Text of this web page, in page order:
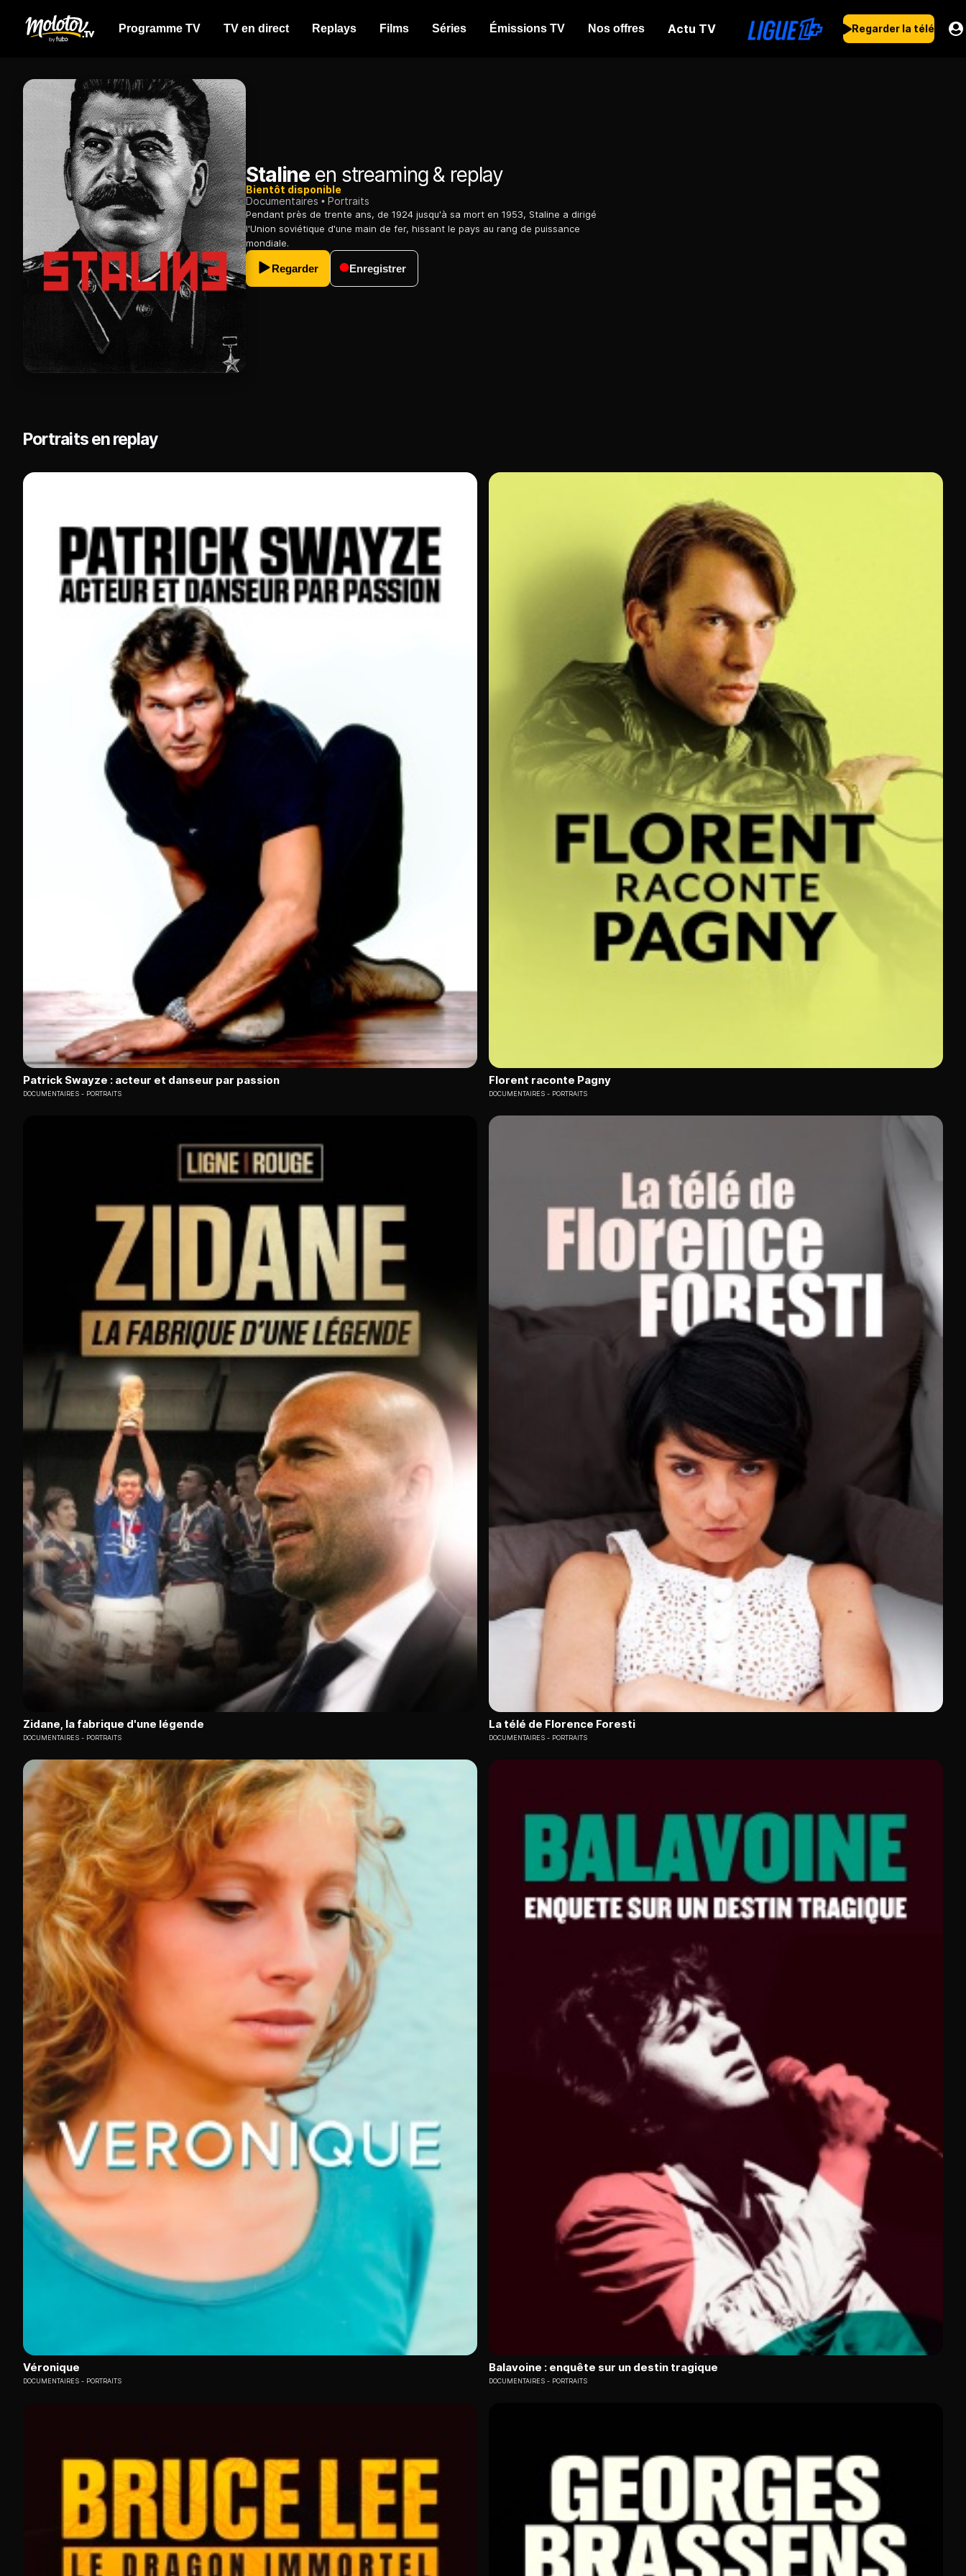
Programme TV TV en direct Replays Films Séries Émissions TV Nos offres Actu TV Regarder la télé
Staline en streaming & replay
Bientôt disponible
Documentaires
Portraits
Pendant près de trente ans, de 1924 jusqu'à sa mort en 1953, Staline a dirigé
l'Union soviétique d'une main de fer, hissant le pays au rang de puissance
mondiale.
Regarder Enregistrer
Portraits en replay
Patrick Swayze : acteur et danseur par passion
DOCUMENTAIRES PORTRAITS
Florent raconte Pagny
DOCUMENTAIRES PORTRAITS
Zidane, la fabrique d'une légende
DOCUMENTAIRES PORTRAITS
La télé de Florence Foresti
DOCUMENTAIRES PORTRAITS
Véronique
DOCUMENTAIRES PORTRAITS
Balavoine : enquête sur un destin tragique
DOCUMENTAIRES PORTRAITS